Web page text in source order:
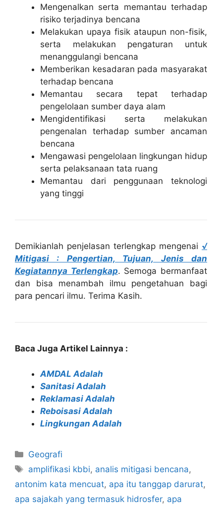
Mengenalkan serta memantau terhadap
risiko terjadinya bencana
Melakukan upaya fisik ataupun non-fisik,
serta melakukan pengaturan untuk
menanggulangi bencana
Memberikan kesadaran pada masyarakat
terhadap bencana
Memantau secara tepat terhadap
pengelolaan sumber daya alam
Mengidentifikasi serta melakukan
pengenalan terhadap sumber ancaman
bencana
Mengawasi pengelolaan lingkungan hidup
serta pelaksanaan tata ruang
Memantau dari penggunaan teknologi
yang tinggi
Demikianlah penjelasan terlengkap mengenai √
Mitigasi : Pengertian, Tujuan, Jenis dan
Kegiatannya Terlengkap. Semoga bermanfaat
dan bisa menambah ilmu pengetahuan bagi
para pencari ilmu. Terima Kasih.
Baca Juga Artikel Lainnya :
AMDAL Adalah
Sanitasi Adalah
Reklamasi Adalah
Reboisasi Adalah
Lingkungan Adalah
Categories
Geografi
Tags
amplifikasi kbbi, analis mitigasi bencana,
antonim kata mencuat, apa itu tanggap darurat,
apa sajakah yang termasuk hidrosfer, apa